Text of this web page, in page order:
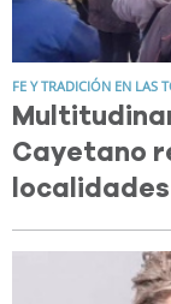
FE Y TRADICIÓN EN LAS
Cayetano
localidades